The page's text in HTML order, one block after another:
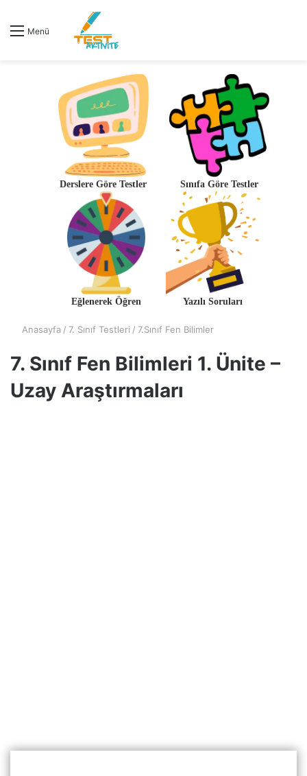
Menü
Derslere Göre Testler Sınıfa Göre Testler
Eğlenerek Öğren Yazılı Soruları
Anasayfa / 7. Sınıf Testleri / 7.Sınıf Fen Bilimler
7. Sınıf Fen Bilimleri 1. Ünite –
Uzay Araştırmaları